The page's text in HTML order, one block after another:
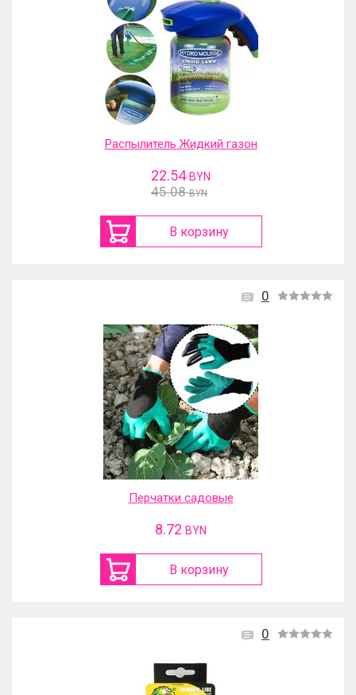
Распылитель Жидкий газон
22.54 BYN
45.08 BYN
В корзину
0
Перчатки садовые
8.72 BYN
В корзину
0